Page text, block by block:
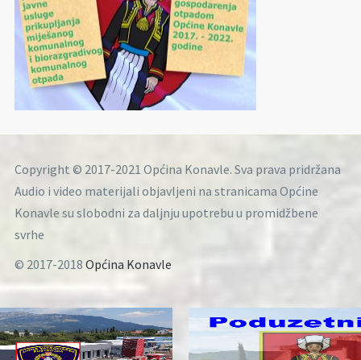
Copyright © 2017-2021 Općina Konavle. Sva prava pridržana
Audio i video materijali objavljeni na stranicama Općine
Konavle su slobodni za daljnju upotrebu u promidžbene
svrhe
© 2017-2018 Općina Konavle